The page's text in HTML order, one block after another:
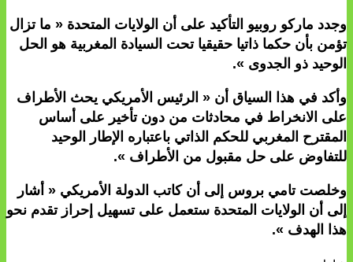
وجدد ماركو روبيو التأكيد على أن الولايات المتحدة « ما تزال
تؤمن بأن حكما ذاتيا حقيقيا تحت السيادة المغربية هو الحل
الوحيد ذو الجدوى ».
وأكد في هذا السياق أن « الرئيس الأمريكي يحث الأطراف
على الانخراط في محادثات من دون تأخير على أساس
المقترح المغربي للحكم الذاتي باعتباره الإطار الوحيد
للتفاوض على حل مقبول من الأطراف ».
وخلصت تامي بروس إلى أن كاتب الدولة الأمريكي « أشار
إلى أن الولايات المتحدة ستعمل على تسهيل إحراز تقدم نحو
هذا الهدف ».